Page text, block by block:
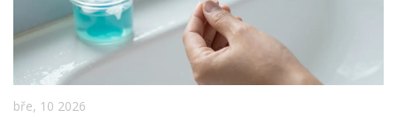
bře, 10 2026